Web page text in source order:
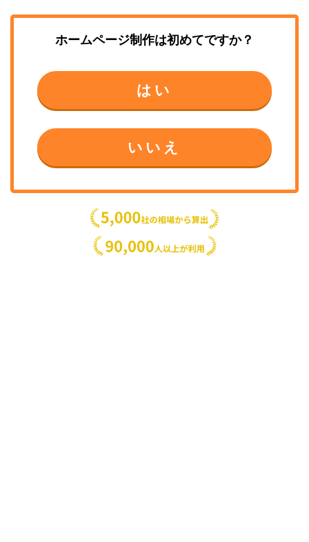
ホームページ制作は初めてですか？
はい
いいえ